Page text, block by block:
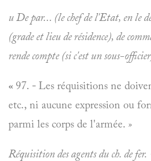
uDe par... (le chef de l'Etat, en le
(grade et lieu de résidence), de
rende compte (si c'est un sous-
« 97. -Les réquisitions ne
etc., ni aucune expression ou
parmi les corps de l'armée. »
Réquisition des agents du ch. de fer.